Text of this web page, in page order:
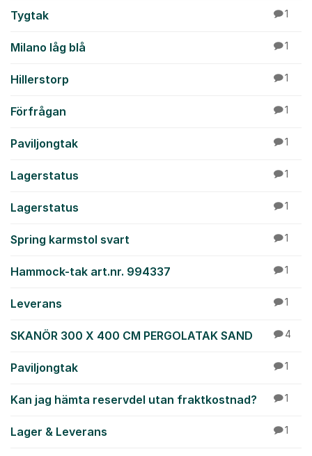
Tygtak 1
Milano låg blå 1
Hillerstorp 1
Förfrågan 1
Paviljongtak 1
Lagerstatus 1
Lagerstatus 1
Spring karmstol svart 1
Hammock-tak art.nr. 994337 1
Leverans 1
SKANÖR 300 X 400 CM PERGOLATAK SAND 4
Paviljongtak 1
Kan jag hämta reservdel utan fraktkostnad? 1
Lager & Leverans 1